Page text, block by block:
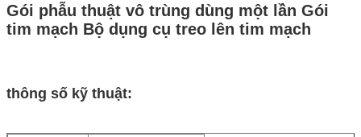
Gói phẫu thuật vô trùng dùng một lần Gói
tim mạch Bộ dụng cụ treo lên tim mạch
thông số kỹ thuật: